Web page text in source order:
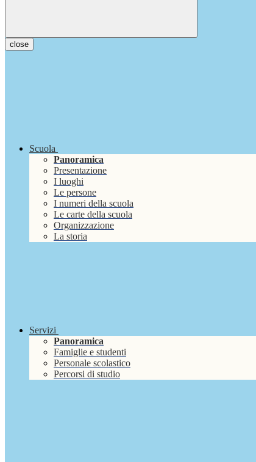
close
Scuola
Panoramica
Presentazione
I luoghi
Le persone
I numeri della scuola
Le carte della scuola
Organizzazione
La storia
Servizi
Panoramica
Famiglie e studenti
Personale scolastico
Percorsi di studio